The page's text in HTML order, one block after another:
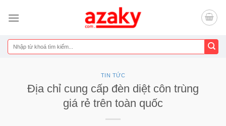
đến
dung
Tìm
kiếm:
TIN TỨC
Địa chỉ cung cấp đèn diệt côn trùng
giá rẻ trên toàn quốc